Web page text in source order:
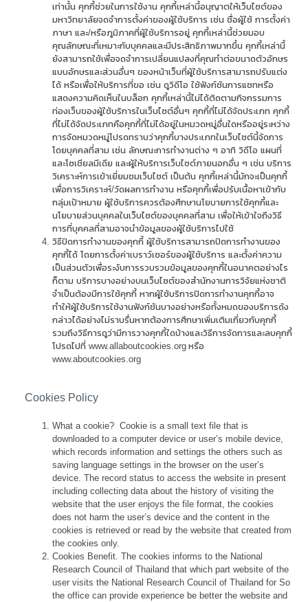
เท่านั้น คุกกี้ช่วยในการใช้งาน คุกกี้เหล่านี้อนุญาตให้เว็บไซต์ของ
มหาวิทยาลัยจดจำการตั้งค่าของผู้ใช้บริการ เช่น ชื่อผู้ใช้ การตั้งค่า
ภาษา และ/หรือภูมิภาคที่ผู้ใช้บริการอยู่ คุกกี้เหล่านี้ช่วยมอบ
คุณลักษณะที่เหมาะกับบุคคลและมีประสิทธิภาพมากขึ้น คุกกี้เหล่านี้
ยังสามารถใช้เพื่อจดจำการเปลี่ยนแปลงที่คุณทำต่อขนาดตัวอักษร
แบบอักษรและส่วนอื่นๆ ของหน้าเว็บที่ผู้ใช้บริการสามารถปรับแต่ง
ได้ หรือเพื่อให้บริการที่ขอ เช่น ดูวิดีโอ ใช้ฟังก์ชันการแชทหรือ
แสดงความคิดเห็นในบล็อก คุกกี้เหล่านี้ไม่ได้ติดตามกิจกรรมการ
ท่องเว็บของผู้ใช้บริการในเว็บไซต์อื่นๆ คุกกี้ที่ไม่ได้จัดประเภท คุกกี้
ที่ไม่ได้จัดประเภทคือคุกกี้ที่ไม่ได้อยู่ในหมวดหมู่อื่นใดหรืออยู่ระหว่าง
การจัดหมวดหมู่โปรดทราบว่าคุกกี้บางประเภทในเว็บไซต์นี้จัดการ
โดยบุคคลที่สาม เช่น ลักษณะการทำงานต่าง ๆ อาทิ วิดีโอ แผนที่
และโซเชียลมีเดีย และผู้ให้บริการเว็บไซต์ภายนอกอื่น ๆ เช่น บริการ
วิเคราะห์การเข้าเยี่ยมชมเว็บไซต์ เป็นต้น คุกกี้เหล่านี้มักจะเป็นคุกกี้
เพื่อการวิเคราะห์/วัดผลการทำงาน หรือคุกกี้เพื่อปรับเนื้อหาเข้ากับ
กลุ่มเป้าหมาย ผู้ใช้บริการควรต้องศึกษานโยบายการใช้คุกกี้และ
นโยบายส่วนบุคคลในเว็บไซต์ของบุคคลที่สาม เพื่อให้เข้าใจถึงวิธี
การที่บุคคลที่สามอาจนำข้อมูลของผู้ใช้บริการไปใช้
วิธีปิดการทำงานของคุกกี้ ผู้ใช้บริการสามารถปิดการทำงานของ
คุกกี้ได้ โดยการตั้งค่าเบราว์เซอร์ของผู้ใช้บริการ และตั้งค่าความ
เป็นส่วนตัวเพื่อระงับการรวบรวมข้อมูลของคุกกี้ในอนาคตอย่างไร
ก็ตาม บริการบางอย่างบนเว็บไซต์ของสำนักงานการวิจัยแห่งชาติ
จำเป็นต้องมีการใช้คุกกี้ หากผู้ใช้บริการปิดการทำงานคุกกี้อาจ
ทำให้ผู้ใช้บริการใช้งานฟังก์ชันบางอย่างหรือทั้งหมดของบริการดัง
กล่าวได้อย่างไม่ราบรื่นหากต้องการศึกษาเพิ่มเติมเกี่ยวกับคุกกี้
รวมถึงวิธีการดูว่ามีการวางคุกกี้ใดบ้างและวิธีการจัดการและลบคุกกี้
โปรดไปที่ www.allaboutcookies.org หรือ
www.aboutcookies.org
Cookies Policy
What a cookie? Cookie is a small text file that is
downloaded to a computer device or user’s mobile device,
which records information and settings the others such as
saving language settings in the browser on the user’s
device. The record status to access the website in present
including collecting data about the history of visiting the
website that the user enjoys the file format, the cookies
does not harm the user’s device and the content in the
cookies is retrieved or read by the website that created from
the cookies only.
Cookies Benefit. The cookies informs to the National
Research Council of Thailand that which part website of the
user visits the National Research Council of Thailand for So
the office can provide experience be better the website and